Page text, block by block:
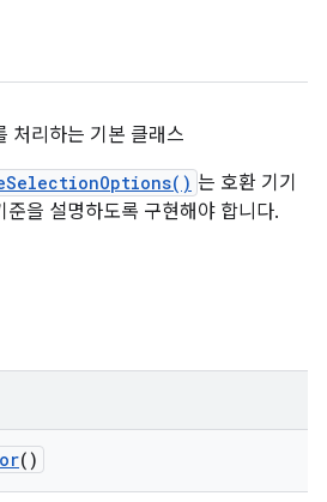
처리하는 기본 클래스
는 호환 기기
을 설명하도록 구현해야 합니다.
()